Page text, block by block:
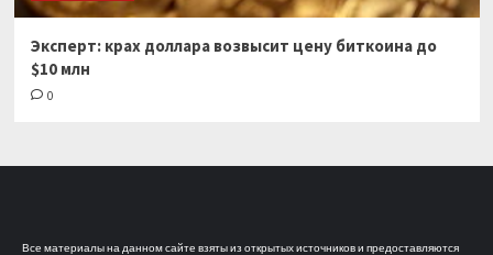
Эксперт: крах доллара возвысит цену биткоина до
$10 млн
0
Все материалы на данном сайте взяты из открытых источников и предоставляются